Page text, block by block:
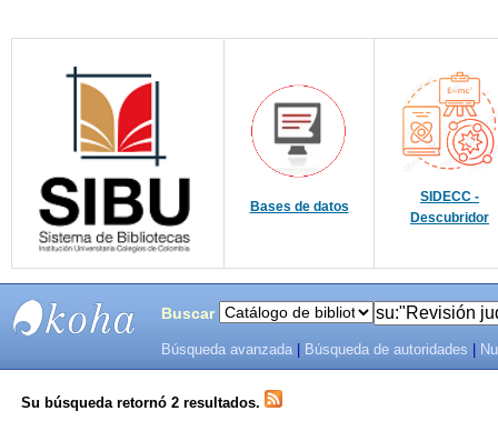
Bases de datos
SIDECC -
Descubridor
SISTEMAS
Buscar
Búsqueda avanzada Búsqueda de autoridades
Su búsqueda retornó 2 resultados.